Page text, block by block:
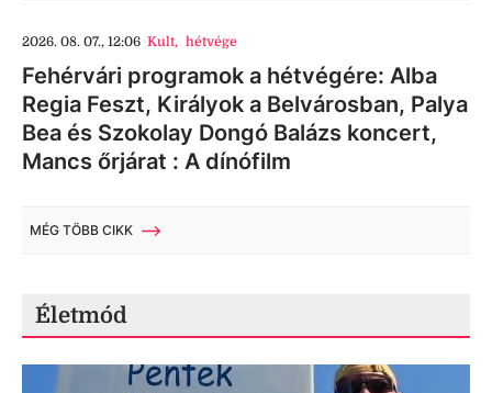
2026. 08. 07., 12:06 Kult, hétvége
Fehérvári programok a hétvégére: Alba
Regia Feszt, Királyok a Belvárosban, Palya
Bea és Szokolay Dongó Balázs koncert,
Mancs őrjárat : A dínófilm
MÉG TÖBB CIKK
Életmód